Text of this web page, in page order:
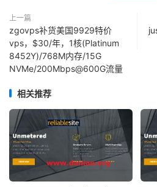
上一篇
zgovps补货美国9929特价
vps，$30/年，1核(Platinum
8452Y)/768M内存/15G
NVMe/200Mbps@600G流量
相关推荐